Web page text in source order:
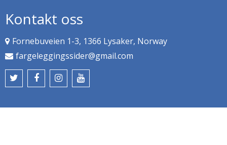
Kontakt oss
Fornebuveien 1-3, 1366 Lysaker, Norway
fargeleggingssider@gmail.com